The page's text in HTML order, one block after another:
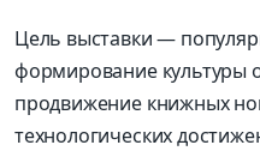
Цель выставки —
формирование культуры
продвижение книжных
технологических